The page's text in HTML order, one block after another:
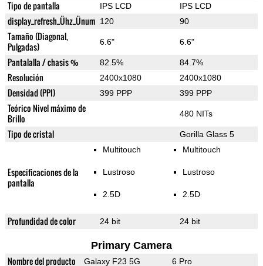
Tipo de pantalla IPS LCD IPS LCD
display_refresh_Ühz_Ünum 120 90
Tamaño (Diagonal,
Pulgadas)
6.6" 6.6"
Pantalalla / chasis % 82.5% 84.7%
Resolución 2400x1080 2400x1080
Densidad (PPI) 399 PPP 399 PPP
Teórico Nivel máximo de
Brillo
480 NITs
Tipo de cristal Gorilla Glass 5
Especificaciones de la
pantalla
Multitouch
Lustroso
2.5D
Multitouch
Lustroso
2.5D
Profundidad de color 24 bit 24 bit
Primary Camera
Nombre del producto Galaxy F23 5G 6 Pro